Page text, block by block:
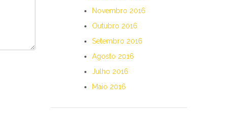
Novembro 2016
Outubro 2016
Setembro 2016
Agosto 2016
Julho 2016
Maio 2016